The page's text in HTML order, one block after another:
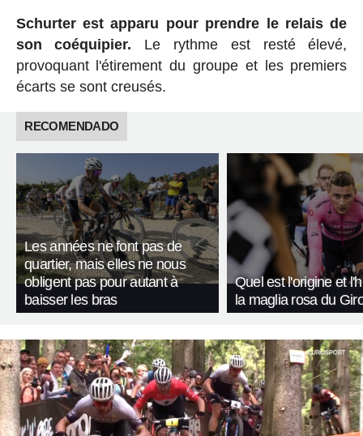
Schurter est apparu pour prendre le relais de
son coéquipier. Le rythme est resté élevé,
provoquant l'étirement du groupe et les premiers
écarts se sont creusés.
RECOMENDADO
Les années ne font pas de
quartier, mais elles ne nous
obligent pas pour autant à
baisser les bras
Quel est l'origine et
la maglia rosa du